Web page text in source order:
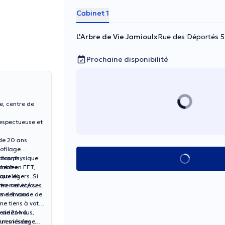
centre de
et
20 ans
physique.
où
service ses
:
en EFT,
légers. Si
ou
demande de
vous,
message.
de 24h à
lésées :
Cabinet 1
L'Arbre de Vie JamioulxRue des Déportés
Prochaine disponibilité
Voir tout